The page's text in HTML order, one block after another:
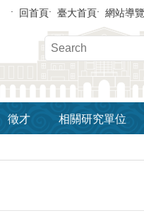
回首頁 臺大首頁 網站導覽
徵才 相關研究單位